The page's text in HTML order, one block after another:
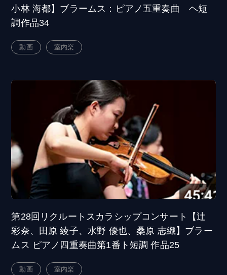
小林 海都】ブラームス：ピアノ五重奏曲 ヘ短
調作品34
動画 室内楽
第28回リクルートスカラシップコンサート【辻
彩奈、田原 綾子、水野 優也、桑原 志織】ブラー
ムス ピアノ四重奏曲第1番ト短調 作品25
動画 室内楽